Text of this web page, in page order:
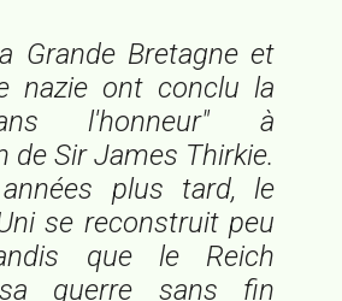
Grande Bretagne et
nazie ont conclu la
l'honneur" à
de Sir James Thirkie.
années plus tard, le
se reconstruit peu
que le Reich
guerre sans fin